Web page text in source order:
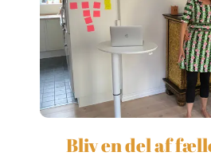
Bliv en del af